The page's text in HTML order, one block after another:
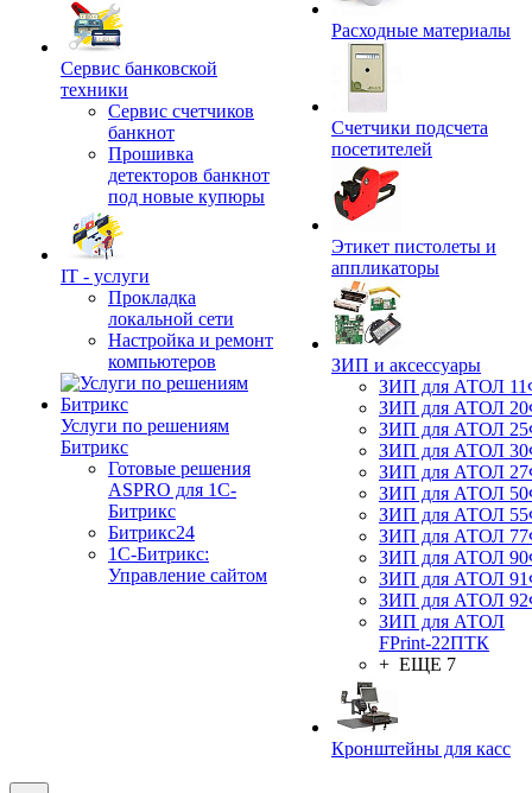
Сервис банковской
техники
Сервис счетчиков
банкнот
Прошивка
детекторов банкнот
под новые купюры
IT - услуги
Прокладка
локальной сети
Настройка и ремонт
компьютеров
Услуги по решениям
Битрикс
Готовые решения
ASPRO для 1С-
Битрикс
Битрикс24
1С-Битрикс:
Управление сайтом
Расходные материалы
Счетчики подсчета
посетителей
Этикет пистолеты и
аппликаторы
ЗИП и аксессуары
ЗИП для АТОЛ
ЗИП для АТОЛ
ЗИП для АТОЛ
ЗИП для АТОЛ
ЗИП для АТОЛ
ЗИП для АТОЛ
ЗИП для АТОЛ
ЗИП для АТОЛ
ЗИП для АТОЛ
ЗИП для АТОЛ
ЗИП для АТОЛ
ЗИП для АТОЛ
FPrint-22ПТК
+ ЕЩЕ 7
Кронштейны для касс